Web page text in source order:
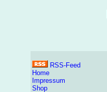
RSS-Feed
Home
Impressum
Shop